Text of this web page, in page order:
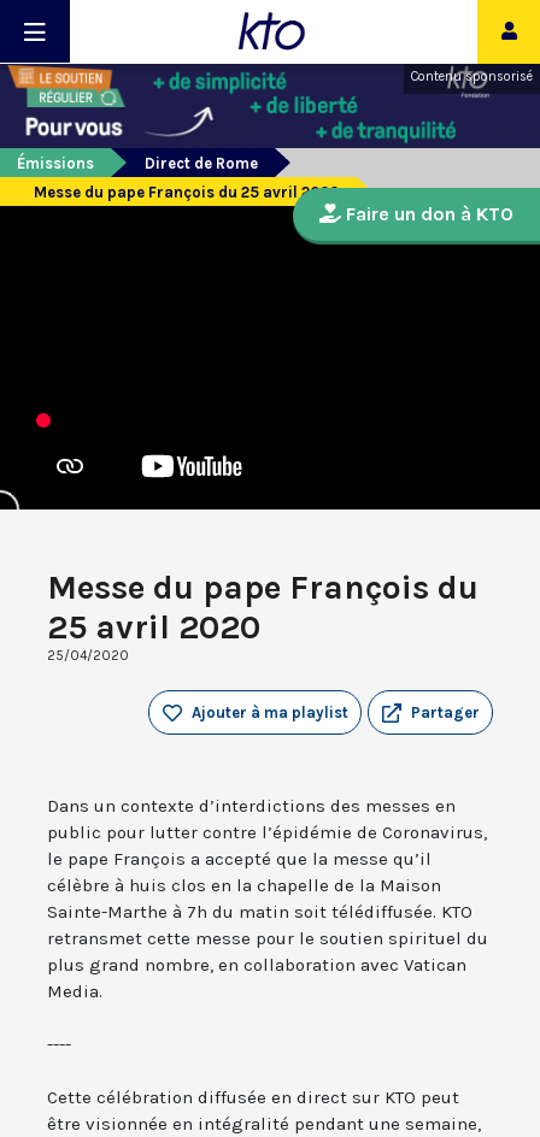
Contenu sponsorisé
Émissions
Direct de Rome
Messe du pape François du 25 avril 2020
Messe du pape François du
25 avril 2020
25/04/2020
Partager
Ajouter à ma playlist
Dans un contexte d’interdictions des messes en
public pour lutter contre l’épidémie de Coronavirus,
le pape François a accepté que la messe qu’il
célèbre à huis clos en la chapelle de la Maison
Sainte-Marthe à 7h du matin soit télédiffusée. KTO
retransmet cette messe pour le soutien spirituel du
plus grand nombre, en collaboration avec Vatican
Media.
----
Cette célébration diffusée en direct sur KTO peut
être visionnée en intégralité pendant une semaine,
Faire un don à KTO